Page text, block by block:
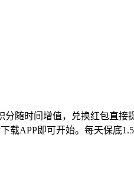
随时间增值，兑换红包直接
载APP即可开始。每天保底